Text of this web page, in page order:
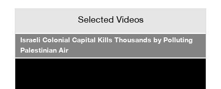
Selected Videos
Israeli Colonial Capital Kills Thousands by Polluting
Palestinian Air